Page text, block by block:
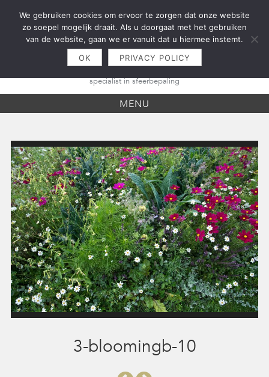
content
specialist in sfeerbepaling
MENU
3-bloomingb-10
We gebruiken cookies om ervoor te zorgen dat onze website
zo soepel mogelijk draait. Als u doorgaat met het gebruiken
van de website, gaan we er vanuit dat u hiermee instemt.
OK
PRIVACY POLICY